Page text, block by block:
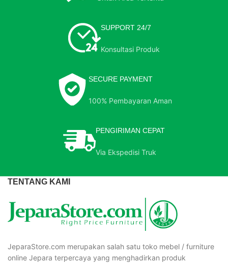
SUPPORT 24/7
Konsultasi Produk
SECURE PAYMENT
100% Pembayaran Aman
PENGIRIMAN CEPAT
Via Ekspedisi Truk
TENTANG KAMI
JeparaStore.com merupakan salah satu toko mebel / furniture
online Jepara terpercaya yang menghadirkan produk